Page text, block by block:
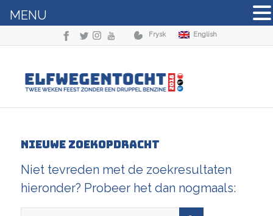
Frysk English
Nieuwe zoekopdracht
Niet tevreden met de zoekresultaten
hieronder? Probeer het dan nogmaals:
MENU